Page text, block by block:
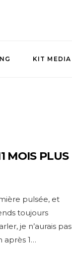
KIT MEDIA
MOIS PLUS
pulsée, et
toujours
je n’aurais pas
après 1…